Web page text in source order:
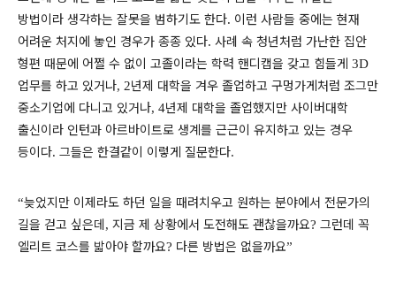
방법이라 생각하는 잘못을 범하기도 한다. 이런 사람들 중에는 현재
어려운 처지에 놓인 경우가 종종 있다. 사례 속 청년처럼 가난한 집안
형편 때문에 어쩔 수 없이 고졸이라는 학력 핸디캡을 갖고 힘들게 3D
업무를 하고 있거나, 2년제 대학을 겨우 졸업하고 구멍가게처럼 조그만
중소기업에 다니고 있거나, 4년제 대학을 졸업했지만 사이버대학
출신이라 인턴과 아르바이트로 생계를 근근이 유지하고 있는 경우
등이다. 그들은 한결같이 이렇게 질문한다.
“늦었지만 이제라도 하던 일을 때려치우고 원하는 분야에서 전문가의
길을 걷고 싶은데 , 지금 제 상황에서 도전해도 괜찮을까요? 그런데 꼭
엘리트 코스를 밟아야 할까요? 다른 방법은 없을까요”